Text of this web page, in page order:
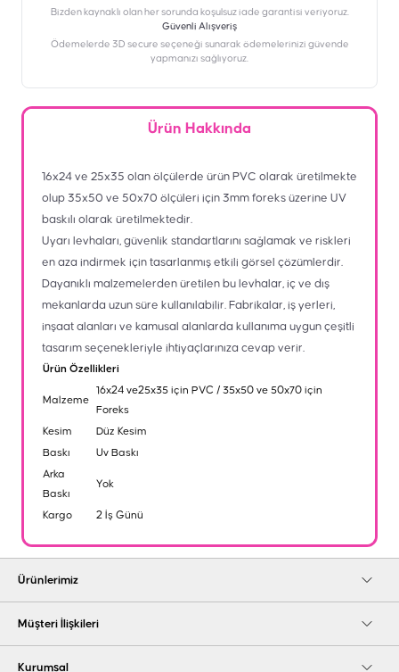
Bizden kaynaklı olan her sorunda koşulsuz iade garantisi veriyoruz.
Güvenli Alışveriş
Ödemelerde 3D secure seçeneği sunarak ödemelerinizi güvende
yapmanızı sağlıyoruz.
Ürün Hakkında
16x24 ve 25x35 olan ölçülerde ürün PVC olarak üretilmekte
olup 35x50 ve 50x70 ölçüleri için 3mm foreks üzerine UV
baskılı olarak üretilmektedir.
Uyarı levhaları, güvenlik standartlarını sağlamak ve riskleri
en aza indirmek için tasarlanmış etkili görsel çözümlerdir.
Dayanıklı malzemelerden üretilen bu levhalar, iç ve dış
mekanlarda uzun süre kullanılabilir. Fabrikalar, iş yerleri,
inşaat alanları ve kamusal alanlarda kullanıma uygun çeşitli
tasarım seçenekleriyle ihtiyaçlarınıza cevap verir.
Ürün Özellikleri
Malzeme
16x24 ve25x35 için PVC / 35x50 ve 50x70 için
Foreks
Kesim
Düz Kesim
Baskı
Uv Baskı
Arka
Baskı
Yok
Kargo 2 İş Günü
Ürünlerimiz
Müşteri İlişkileri
Kurumsal